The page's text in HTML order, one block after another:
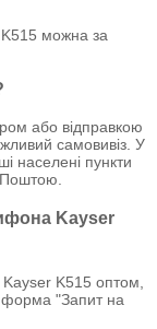
можна за
або відправкою
самовивіз. У
населені пункти
Kayser
K515 оптом,
форма "Запит на